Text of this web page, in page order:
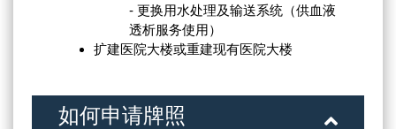
- 更换用水处理及输送系统（供血液
透析服务使用）
扩建医院大楼或重建现有医院大楼
如何申请牌照